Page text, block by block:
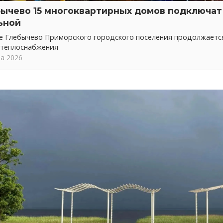
15 многоквартирных домов подключат
Глебычево Приморского городского поселения
2026